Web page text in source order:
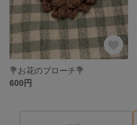
💐お花のブローチ💐
600円